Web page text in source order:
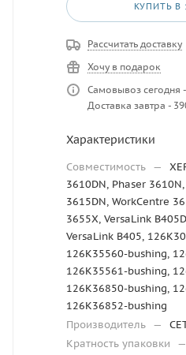
КУПИТЬ В
Рассчитать доставку
Хочу в подарок
Самовывоз сегодня
Доставка завтра -
Характеристики
Совместимость —
3610DN, Phaser
3615DN, WorkCentre
3655X, VersaLink
VersaLink B405,
126K35560-bushing,
126K35561-bushing,
126K36850-bushing,
126K36852-bushing
Производитель —
Кратность упаковки
—